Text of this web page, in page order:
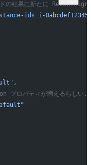
結果に新たに
ids i-
,
ロパティが増えるらしい